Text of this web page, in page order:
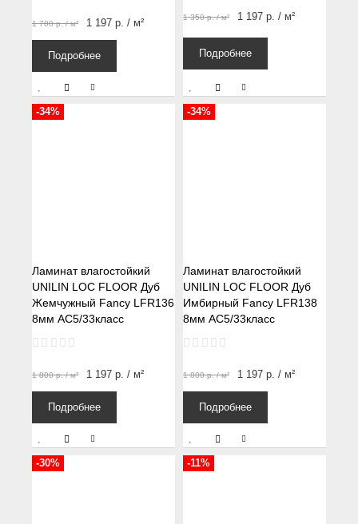
1 700р./ м² 1 197 р. / м²
Подробнее
1 350р./ м² 1 197 р. / м²
Подробнее
Ламинат влагостойкий
UNILIN LOC FLOOR Дуб
Жемчужный Fancy LFR136
8мм АС5/33класс
1 800р./ м² 1 197 р. / м²
Подробнее
-34%
Ламинат влагостойкий
UNILIN LOC FLOOR Дуб
Имбирный Fancy LFR138
8мм АС5/33класс
1 800р./ м² 1 197 р. / м²
Подробнее
-34%
-30% -11%